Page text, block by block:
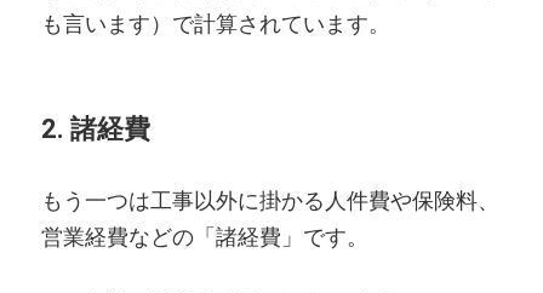
も言います）で計算されています。
2. 諸経費
もう一つは工事以外に掛かる人件費や保険料、
営業経費などの「諸経費」です。